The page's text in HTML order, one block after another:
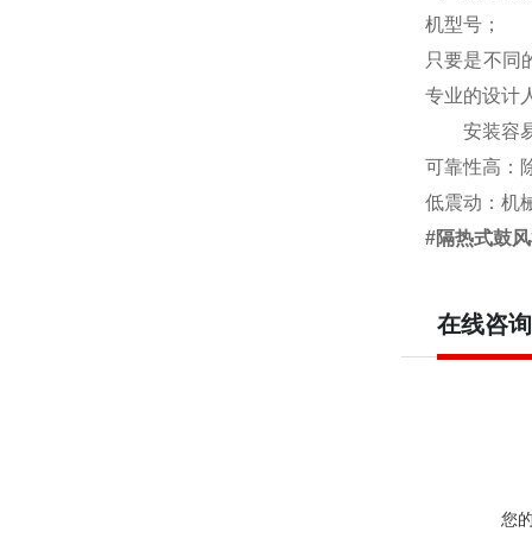
机型号；
只要是不同
专业的设计
安装容
可靠性高：
低震动：机
#隔热式鼓
在线咨询
您